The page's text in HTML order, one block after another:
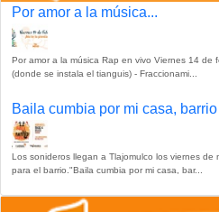
Por amor a la música...
Por amor a la música Rap en vivo Viernes 14 de
(donde se instala el tianguis) - Fraccionami...
Baila cumbia por mi casa,
Los sonideros llegan a Tlajomulco los viernes
para el barrio."Baila cumbia por mi casa, bar...